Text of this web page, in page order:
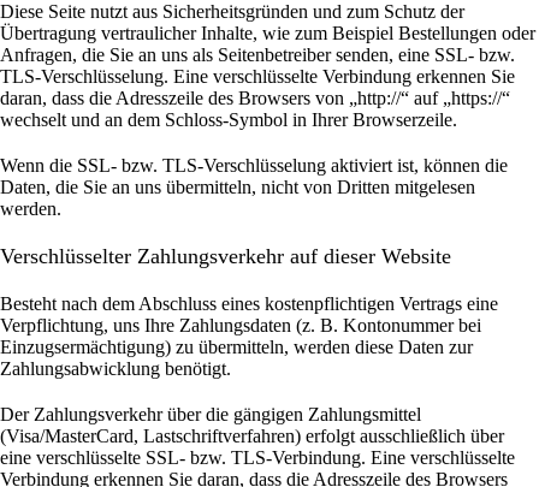
Diese Seite nutzt aus Sicherheitsgründen und zum Schutz der
Übertragung vertraulicher Inhalte, wie zum Beispiel Bestellungen oder
Anfragen, die Sie an uns als Seitenbetreiber senden, eine SSL- bzw.
TLS-Verschlüsselung. Eine verschlüsselte Verbindung erkennen Sie
daran, dass die Adresszeile des Browsers von „http://“ auf „https://“
wechselt und an dem Schloss-Symbol in Ihrer Browserzeile.
Wenn die SSL- bzw. TLS-Verschlüsselung aktiviert ist, können die
Daten, die Sie an uns übermitteln, nicht von Dritten mitgelesen
werden.
Verschlüsselter Zahlungsverkehr auf dieser Website
Besteht nach dem Abschluss eines kostenpflichtigen Vertrags eine
Verpflichtung, uns Ihre Zahlungsdaten (z. B. Kontonummer bei
Einzugsermächtigung) zu übermitteln, werden diese Daten zur
Zahlungsabwicklung benötigt.
Der Zahlungsverkehr über die gängigen Zahlungsmittel
(Visa/MasterCard, Lastschriftverfahren) erfolgt ausschließlich über
eine verschlüsselte SSL- bzw. TLS-Verbindung. Eine verschlüsselte
Verbindung erkennen Sie daran, dass die Adresszeile des Browsers